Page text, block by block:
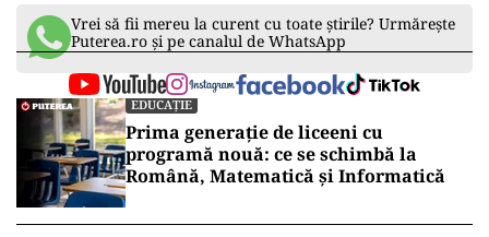
Vrei să fii mereu la curent cu toate știrile? Urmărește
Puterea.ro și pe canalul de WhatsApp
EDUCAȚIE
Prima generație de liceeni cu
programă nouă: ce se schimbă la
Română, Matematică și Informatică